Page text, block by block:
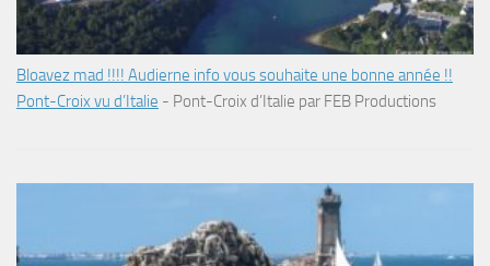
Bloavez mad !!!! Audierne info vous souhaite une bonne année !!
Pont-Croix vu d’Italie - Pont-Croix d’Italie par FEB Productions